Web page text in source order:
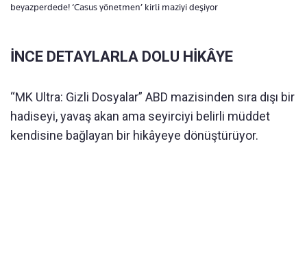
beyazperdede! ‘Casus yönetmen’ kirli maziyi deşiyor
İNCE DETAYLARLA DOLU HİKÂYE
“MK Ultra: Gizli Dosyalar” ABD mazisinden sıra dışı bir
hadiseyi, yavaş akan ama seyirciyi belirli müddet
kendisine bağlayan bir hikâyeye dönüştürüyor.